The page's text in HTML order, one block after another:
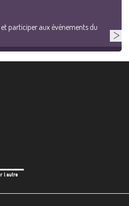
participer aux événements du